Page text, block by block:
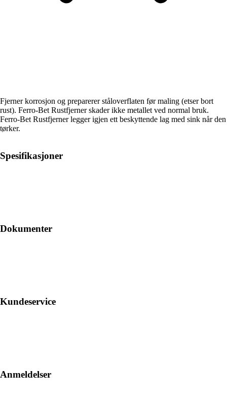
Fjerner korrosjon og preparerer ståloverflaten før maling (etser bort
rust). Ferro-Bet Rustfjerner skader ikke metallet ved normal bruk.
Ferro-Bet Rustfjerner legger igjen ett beskyttende lag med sink når den
tørker.
Spesifikasjoner
Dokumenter
Kundeservice
Anmeldelser